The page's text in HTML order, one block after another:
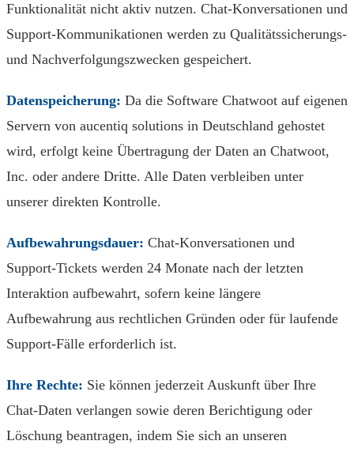
Funktionalität nicht aktiv nutzen. Chat-Konversationen und
Support-Kommunikationen werden zu Qualitätssicherungs-
und Nachverfolgungszwecken gespeichert.
Datenspeicherung: Da die Software Chatwoot auf eigenen
Servern von aucentiq solutions in Deutschland gehostet
wird, erfolgt keine Übertragung der Daten an Chatwoot,
Inc. oder andere Dritte. Alle Daten verbleiben unter
unserer direkten Kontrolle.
Aufbewahrungsdauer: Chat-Konversationen und
Support-Tickets werden 24 Monate nach der letzten
Interaktion aufbewahrt, sofern keine längere
Aufbewahrung aus rechtlichen Gründen oder für laufende
Support-Fälle erforderlich ist.
Ihre Rechte: Sie können jederzeit Auskunft über Ihre
Chat-Daten verlangen sowie deren Berichtigung oder
Löschung beantragen, indem Sie sich an unseren